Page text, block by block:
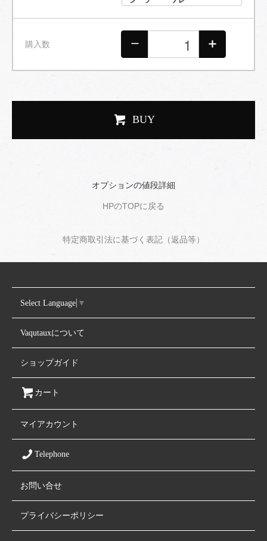
購入数
BUY
オプションの値段詳細
HPのTOPに戻る
特定商取引法に基づく表記（返品等）
Select Language ▼
Vaqutauxについて
ショップガイド
カート
マイアカウント
Telephone
お問い合せ
プライバシーポリシー